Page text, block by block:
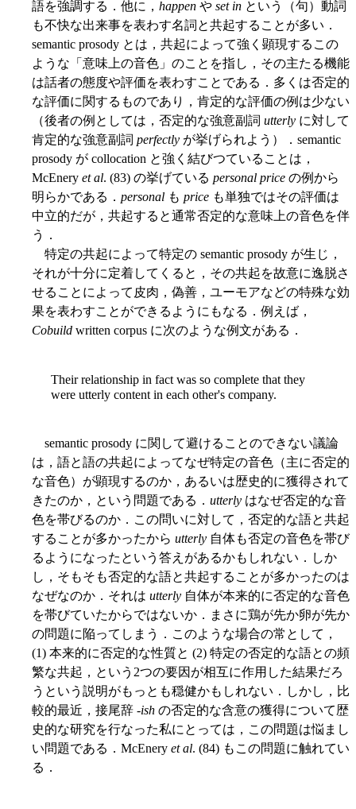
語を強調する．他に， happen や set in という（句）動詞
も不快な出来事を表わす名詞と共起することが多い．
semantic prosody とは，共起によって強く顕現するこの
ような「意味上の音色」のことを指し，その主たる機能
は話者の態度や評価を表わすことである．多くは否定的
な評価に関するものであり，肯定的な評価の例は少ない
（後者の例としては，否定的な強意副詞 utterly に対して
肯定的な強意副詞 perfectly が挙げられよう）．semantic
prosody が collocation と強く結びつていることは，
McEnery et al. (83) の挙げている personal price の例から
明らかである． personal も price も単独ではその評価は
中立的だが，共起すると通常否定的な意味上の音色を伴
う．
特定の共起によって特定の semantic prosody が生じ，
それが十分に定着してくると，その共起を故意に逸脱さ
せることによって皮肉，偽善，ユーモアなどの特殊な効
果を表わすことができるようにもなる．例えば，
Cobuild written corpus に次のような例文がある．
Their relationship in fact was so complete that they
were utterly content in each other's company.
semantic prosody に関して避けることのできない議論
は，語と語の共起によってなぜ特定の音色（主に否定的
な音色）が顕現するのか，あるいは歴史的に獲得されて
きたのか，という問題である． utterly はなぜ否定的な音
色を帯びるのか．この問いに対して，否定的な語と共起
することが多かったから utterly 自体も否定の音色を帯び
るようになったという答えがあるかもしれない．しか
し，そもそも否定的な語と共起することが多かったのは
なぜなのか．それは utterly 自体が本来的に否定的な音色
を帯びていたからではないか．まさに鶏が先か卵が先か
の問題に陥ってしまう．このような場合の常として，
(1) 本来的に否定的な性質と (2) 特定の否定的な語との頻
繁な共起，という2つの要因が相互に作用した結果だろ
うという説明がもっとも穏健かもしれない．しかし，比
較的最近，接尾辞 -ish の否定的な含意の獲得について歴
史的な研究を行なった私にとっては，この問題は悩まし
い問題である．McEnery et al. (84) もこの問題に触れてい
る．